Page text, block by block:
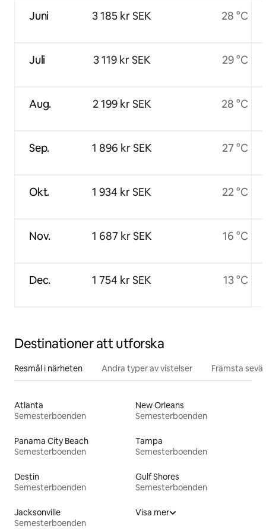
Juni
Juli
Aug.
Sep.
Okt.
Nov.
Dec.
3 185 kr SEK
3 119 kr SEK
2 199 kr SEK
1 896 kr SEK
1 934 kr SEK
1 687 kr SEK
1 754 kr SEK
28 °C
29 °C
28 °C
27 °C
22 °C
16 °C
13 °C
Destinationer att utforska
Resmål i närheten Andra typer av vistelser Främsta
Atlanta
Semesterboenden
New Orleans
Semesterboenden
Panama City Beach
Semesterboenden
Tampa
Semesterboenden
Destin
Semesterboenden
Gulf Shores
Semesterboenden
Jacksonville
Semesterboenden
Visa mer